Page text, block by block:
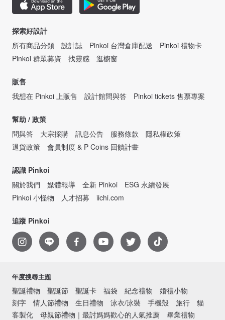
探索好設計
所有商品分類
設計誌 Pinkoi 台灣倉庫配送
Pinkoi 禮物卡
Pinkoi 群眾募資
找靈感 逛櫥窗
販售
我想在 Pinkoi 上販售
設計館問與答 Pinkoi tickets 售票專案
幫助 / 政策
問與答
大宗採購 訊息公告 服務條款
隱私權政策
退貨政策
會員制度 & P Coins 回饋計畫
認識 Pinkoi
關於我們
媒體報導 全新 Pinkoi
ESG 永續發展
Pinkoi 小怪物
人才招募 iichi.com
追蹤 Pinkoi
年度搜尋主題
聖誕禮物 聖誕節 聖誕卡 福袋 紀念禮物
婚禮小物
刻字
情人節禮物 生日禮物 泳衣/泳裝 手機殼 旅行
貓
客製化
母親節禮物｜最討媽媽歡心的人氣推薦 畢業禮物